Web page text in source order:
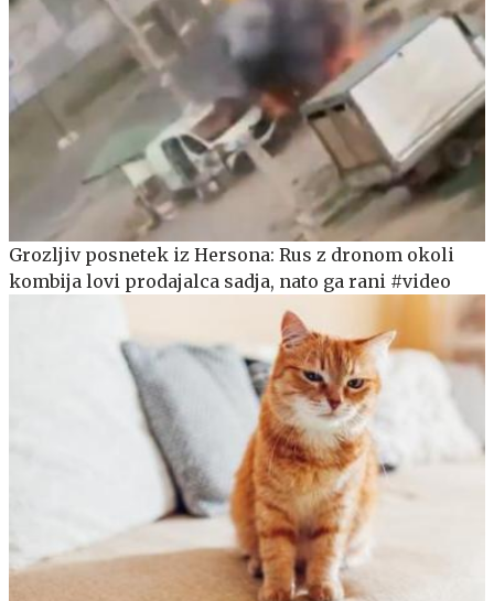
Grozljiv posnetek iz Hersona: Rus z dronom okoli
kombija lovi prodajalca sadja, nato ga rani #video